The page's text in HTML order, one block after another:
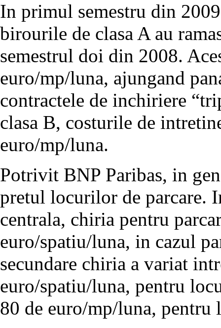
In primul semestru din
birourile de clasa A au
semestrul doi din 2008.
euro/mp/luna, ajungand
contractele de inchiriere
clasa B, costurile de
euro/mp/luna.
Potrivit BNP Paribas, in
pretul locurilor de parcare.
centrala, chiria pentru
euro/spatiu/luna, in cazul
secundare chiria a variat
euro/spatiu/luna, pentru
80 de euro/mp/luna, pentru